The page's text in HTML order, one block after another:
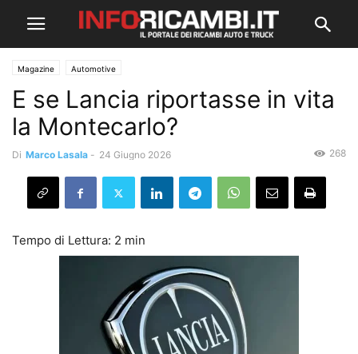
Magazine Automotive
E se Lancia riportasse in vita
la Montecarlo?
Di Marco Lasala - 24 Giugno 2026 268